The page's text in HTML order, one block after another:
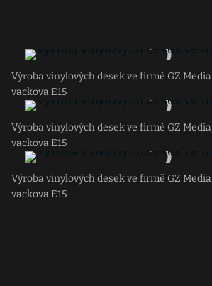
Výroba vinylových desek ve firmě GZ Media
vackova E15
Výroba vinylových desek ve firmě GZ Media
vackova E15
Výroba vinylových desek ve firmě GZ Media
vackova E15